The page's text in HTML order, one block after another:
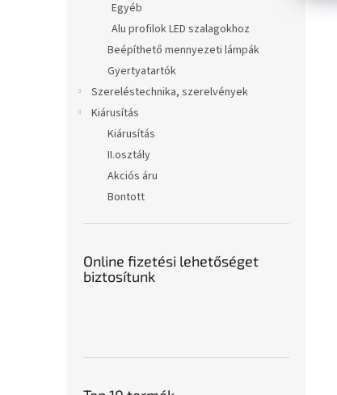
Egyéb
Alu profilok LED szalagokhoz
Beépíthető mennyezeti lámpák
Gyertyatartók
Szereléstechnika, szerelvények
Kiárusítás
Kiárusítás
II.osztály
Akciós áru
Bontott
Online fizetési lehetőséget
biztosítunk